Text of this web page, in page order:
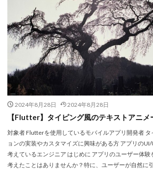
2024年8月28日 2024年8月28日
【Flutter】タイピング風のテキストアニメ
対象者 Flutterを使用しているモバイルアプリ開発者
ョンの実装やカスタマイズに興味がある方 アプリの
考えているエンジニア はじめに アプリのユーザー体験
考えたことはありませんか？特に、ユーザーが自然に